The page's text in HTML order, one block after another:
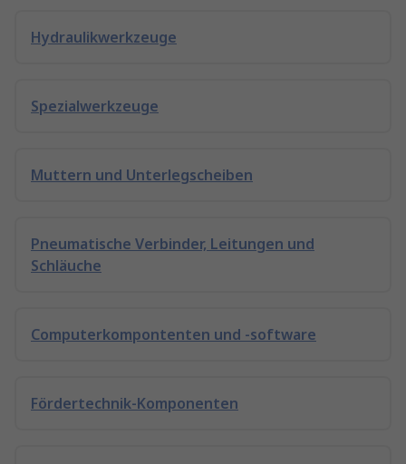
Hydraulikwerkzeuge
Spezialwerkzeuge
Muttern und Unterlegscheiben
Pneumatische Verbinder, Leitungen und
Schläuche
Computerkompontenten und -software
Fördertechnik-Komponenten